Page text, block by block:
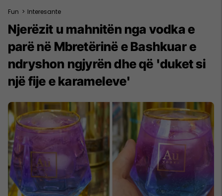
Fun > Interesante
Njerëzit u mahnitën nga vodka e
parë në Mbretërinë e Bashkuar e
ndryshon ngjyrën dhe që 'duket si
një fije e karameleve'